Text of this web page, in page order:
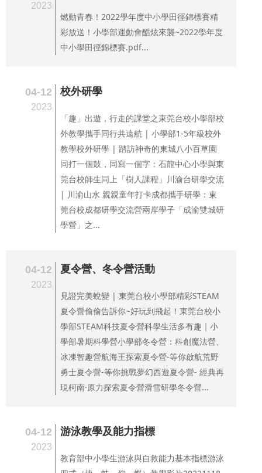
2023
燃動青春！2022學年度中小學田徑錦標賽精
彩放送！小學部運動會酷炫來襲~2022學年度
中小學田徑錦標賽.pdf...
04-12
2023
校外研學
「趣」出遊，行走的課堂之東莞台校小學部校
外教學攜手同行共遠航 | 小學部1-5年級校外
教學校外研學 | 踏訪神奇的東城八小百草園
同打一個鼓，同寫一個字：石龍中心小學與東
莞台校師生同上「樹人課程」川渝台研學交流
| 川渝山水 親親童年打卡成都攜手研學：東
莞台校成都研學交流營兩岸學子「成渝雙城研
學營」之...
04-12
2023
夏令營、冬令營活動
見證完美蛻變 | 東莞台校小學部精彩STEAM
夏令營偷偷告訴你~好玩到飛起！東莞台校小
學部STEAM科技夏令營科學生活多有趣｜小
學部暑期科學營小學部冬令營：科創魔法營、
冰凍智趣營航海王探索夏令營-等你啟航荒野
勇士夏令營-等你挑戰夢幻西遊夏令營- 經典再
現柯南·原力探索夏令營滑雪研學冬令營...
04-12
2023
游泳教學及能力指標
教育部中小學生游泳與自救能力基本指標游泳